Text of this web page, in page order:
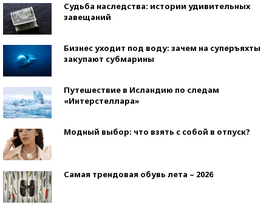
Судьба наследства: истории удивительных
завещаний
Бизнес уходит под воду: зачем на суперъяхты
закупают субмарины
Путешествие в Исландию по следам
«Интерстеллара»
Модный выбор: что взять с собой в отпуск?
Самая трендовая обувь лета – 2026